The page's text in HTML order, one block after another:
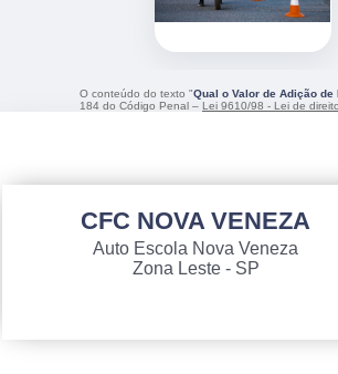
O conteúdo do texto "Qual o Valor de Adição
184 do Código Penal – Lei 9610/98 - Lei de
CFC NOVA VENEZA
Auto Escola Nova Veneza
Zona Leste - SP